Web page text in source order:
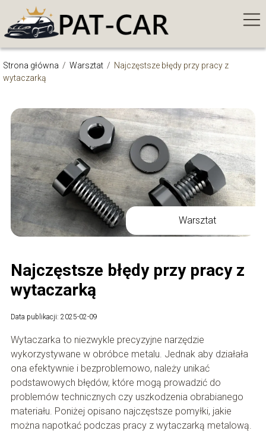
Strona główna / Warsztat / Najczęstsze błędy przy pracy z
wytaczarką
Warsztat
Najczęstsze błędy przy pracy z
wytaczarką
Data publikacji: 2025-02-09
Wytaczarka to niezwykle precyzyjne narzędzie
wykorzystywane w obróbce metalu. Jednak aby działała
ona efektywnie i bezproblemowo, należy unikać
podstawowych błędów, które mogą prowadzić do
problemów technicznych czy uszkodzenia obrabianego
materiału. Poniżej opisano najczęstsze pomyłki, jakie
można napotkać podczas pracy z wytaczarką metalową.